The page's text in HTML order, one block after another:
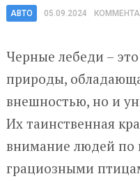
АВТО 05.09.2024
Черные лебеди –
природы,
внешностью, но и
Их таинственная
внимание людей по
грациозными